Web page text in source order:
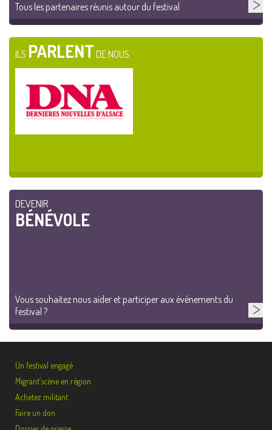
Tous les partenaires réunis autour du festival
ILS PARLENT DE NOUS
DEVENIR
BÉNÉVOLE
Vous souhaitez nous aider et participer aux événements du
festival ?
Un festival engagé
Migrant’scène en région
Achetez militant
Faire un don